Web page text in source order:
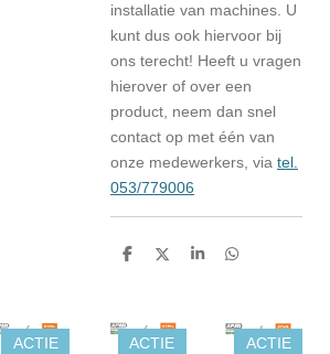
installatie van machines. U
kunt dus ook hiervoor bij
ons terecht! Heeft u vragen
hierover of over een
product, neem dan snel
contact op met één van
onze medewerkers, via tel.
053/779006
D
n
D
S
D
n
ACTIE ACTIE ACTIE